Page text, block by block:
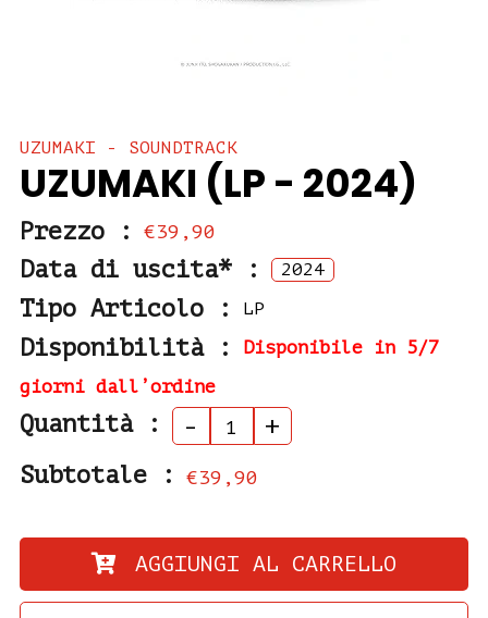
UZUMAKI - SOUNDTRACK
UZUMAKI (LP - 2024)
Prezzo : €39,90
Data di uscita* : 2024
Tipo Articolo : LP
Disponibilità :
Disponibile in 5/7
giorni dall’ordine
Quantità : - +
Subtotale : €39,90
AGGIUNGI AL CARRELLO